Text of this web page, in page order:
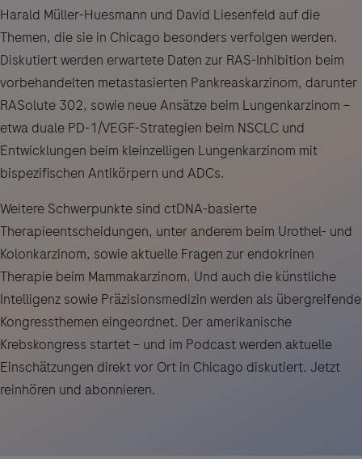
Harald Müller-Huesmann und David Liesenfeld auf die
Themen, die sie in Chicago besonders verfolgen werden.
Diskutiert werden erwartete Daten zur RAS-Inhibition beim
vorbehandelten metastasierten Pankreaskarzinom, darunter
RASolute 302, sowie neue Ansätze beim Lungenkarzinom –
etwa duale PD-1/VEGF-Strategien beim NSCLC und
Entwicklungen beim kleinzelligen Lungenkarzinom mit
bispezifischen Antikörpern und ADCs.
Weitere Schwerpunkte sind ctDNA-basierte
Therapieentscheidungen, unter anderem beim Urothel- und
Kolonkarzinom, sowie aktuelle Fragen zur endokrinen
Therapie beim Mammakarzinom. Und auch die künstliche
Intelligenz sowie Präzisionsmedizin werden als übergreifende
Kongressthemen eingeordnet. Der amerikanische
Krebskongress startet – und im Podcast werden aktuelle
Einschätzungen direkt vor Ort in Chicago diskutiert. Jetzt
reinhören und abonnieren.